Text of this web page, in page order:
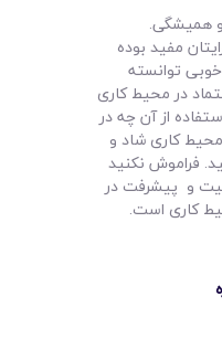
و همیشگی.
مفید بوده
توانسته
در محیط کاری
از آن چه در
محیط کاری شاد و
فراموش نکنید
و پیشرفت در
کاری است.